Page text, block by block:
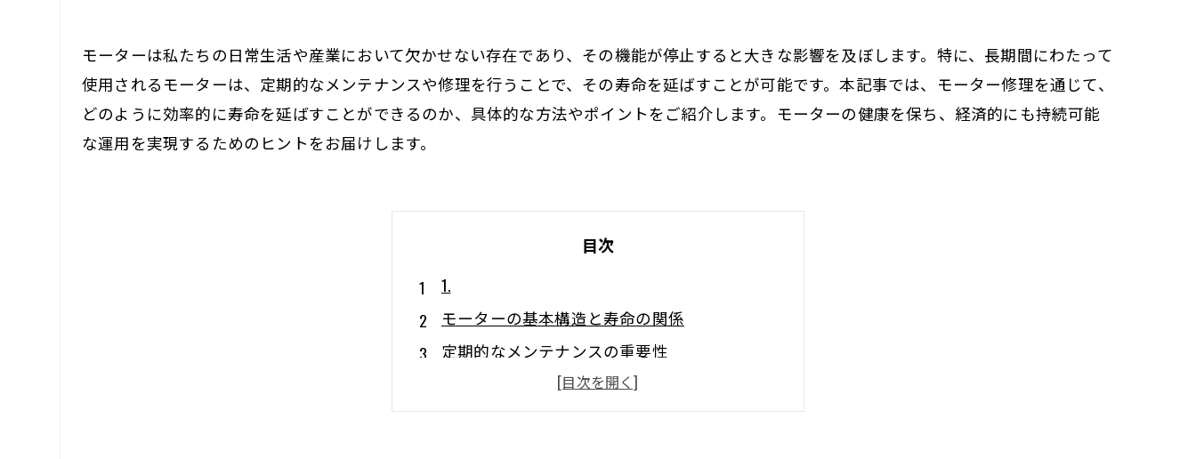
モーターは私たちの日常生活や産業において欠かせない存在であり、その機能が停止すると大きな影響を及ぼします。特に、長期間にわたって
使用されるモーターは、定期的なメンテナンスや修理を行うことで、その寿命を延ばすことが可能です。本記事では、モーター修理を通じて、
どのように効率的に寿命を延ばすことができるのか、具体的な方法やポイントをご紹介します。モーターの健康を保ち、経済的にも持続可能
な運用を実現するためのヒントをお届けします。
目次
1.
モーターの基本構造と寿命の関係
定期的なメンテナンスの重要性
故障の兆候を見逃さないためのポイント
適切な潤滑剤の選び方と使用方法